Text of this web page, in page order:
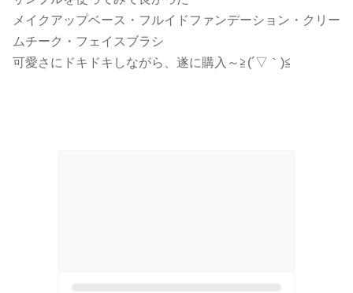
メイクアップベース・フルイドファンデーション・クリー
ムチーク・フェイスブラシ
可愛さにドキドキしながら、遂に購入～≧(´▽｀)≦